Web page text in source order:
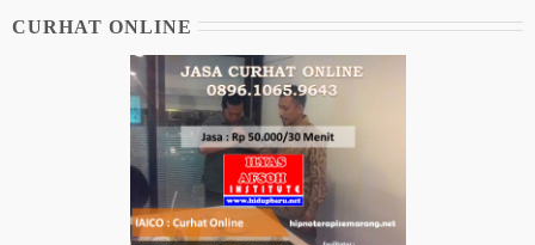
CURHAT ONLINE